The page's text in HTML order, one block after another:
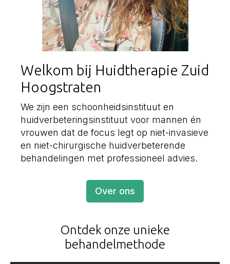
Welkom bij Huidtherapie Zuid
Hoogstraten
We zijn een schoonheidsinstituut en
huidverbeteringsinstituut voor mannen én
vrouwen dat de focus legt op niet-invasieve
en niet-chirurgische huidverbeterende
behandelingen met professioneel advies.
Over ons
Ontdek onze unieke
behandelmethode